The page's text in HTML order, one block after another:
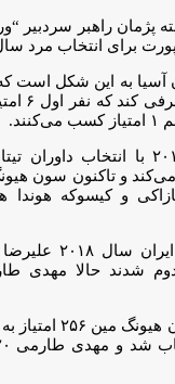
پژمان راهبر سردبیر
برای انتخاب مرد
این جایزه از سال ۲۰۱۳ با
و کیسوکه هوندا
لازم به ذکر است
دوم شدند حالا مهدی
در این نظرسنجی